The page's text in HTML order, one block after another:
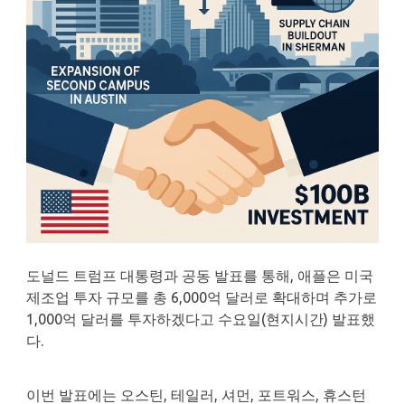
도널드 트럼프 대통령과 공동 발표를 통해, 애플은 미국
제조업 투자 규모를 총 6,000억 달러로 확대하며 추가로
1,000억 달러를 투자하겠다고 수요일(현지시간) 발표했
다.
이번 발표에는 오스틴, 테일러, 셔먼, 포트워스, 휴스턴